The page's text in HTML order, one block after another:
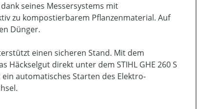
seines Messersystems mit
zu kompostierbarem Pflanzenmaterial. Auf
Dünger.
einen sicheren Stand. Mit dem
Häckselgut direkt unter dem STIHL GHE 260 S
automatisches Starten des Elektro-